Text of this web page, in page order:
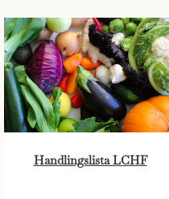
Handlingslista LCHF